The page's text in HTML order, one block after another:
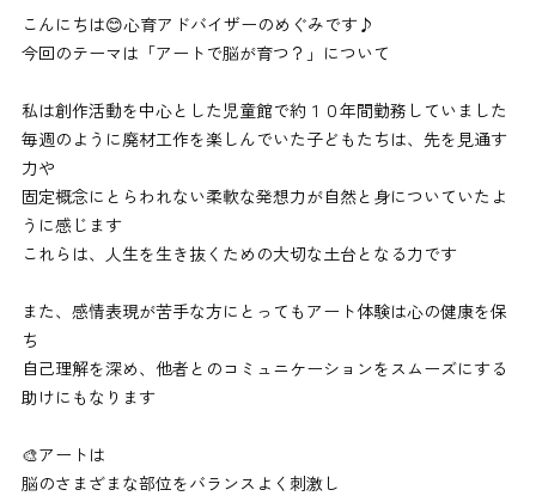
こんにちは😊心育アドバイザーのめぐみです♪
今回のテーマは「アートで脳が育つ？」について
私は創作活動を中心とした児童館で約１０年間勤務していました
毎週のように廃材工作を楽しんでいた子どもたちは、先を見通す
力や
固定概念にとらわれない柔軟な発想力が自然と身についていたよ
うに感じます
これらは、人生を生き抜くための大切な土台となる力です
また、感情表現が苦手な方にとってもアート体験は心の健康を保
ち
自己理解を深め、他者とのコミュニケーションをスムーズにする
助けにもなります
🎨アートは
脳のさまざまな部位をバランスよく刺激し